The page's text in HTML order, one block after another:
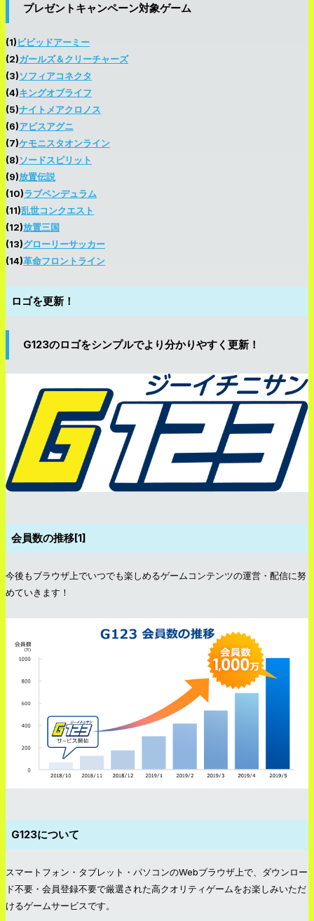
プレゼントキャンペーン対象ゲーム
(1)ビビッドアーミー
(2)ガールズ＆クリーチャーズ
(3)ソフィアコネクタ
(4)キングオブライフ
(5)ナイトメアクロノス
(6)アビスアグニ
(7)ケモニスタオンライン
(8)ソードスピリット
(9)放置伝説
(10)ラブペンデュラム
(11)乱世コンクエスト
(12)放置三国
(13)グローリーサッカー
(14)革命フロントライン
ロゴを更新！
G123のロゴをシンプルでより分かりやすく更新！
会員数の推移[1]
今後もブラウザ上でいつでも楽しめるゲームコンテンツの運営・配信に努
めていきます！
G123について
スマートフォン・タブレット・パソコンのWebブラウザ上で、ダウンロー
ド不要・会員登録不要で厳選された高クオリティゲームをお楽しみいただ
けるゲームサービスです。